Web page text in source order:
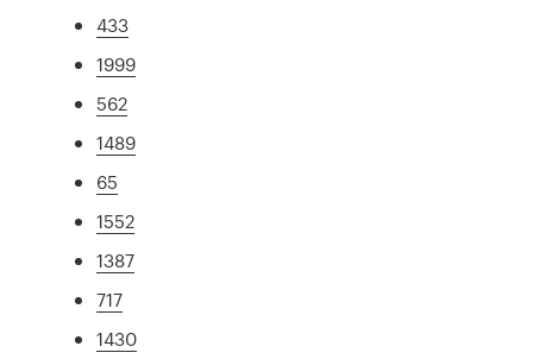
433
1999
562
1489
65
1552
1387
717
1430